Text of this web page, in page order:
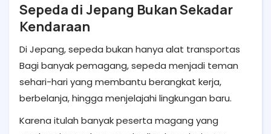
Sepeda di Jepang Bukan Sekadar
Kendaraan
Di Jepang, sepeda bukan hanya alat transportas
Bagi banyak pemagang, sepeda menjadi teman
sehari-hari yang membantu berangkat kerja,
berbelanja, hingga menjelajahi lingkungan baru.
Karena itulah banyak peserta magang yang